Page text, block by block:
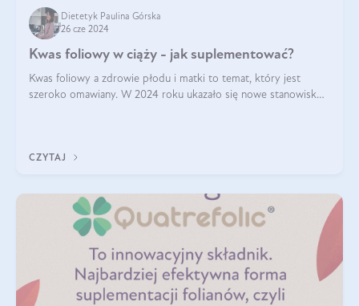
Dietetyk Paulina Górska
26 cze 2024
Kwas foliowy w ciąży - jak suplementować?
Kwas foliowy a zdrowie płodu i matki to temat, który jest
szeroko omawiany. W 2024 roku ukazało się nowe stanowisko
CZYTAJ